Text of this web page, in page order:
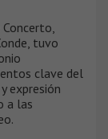
tuvo
clave del
expresión
a las